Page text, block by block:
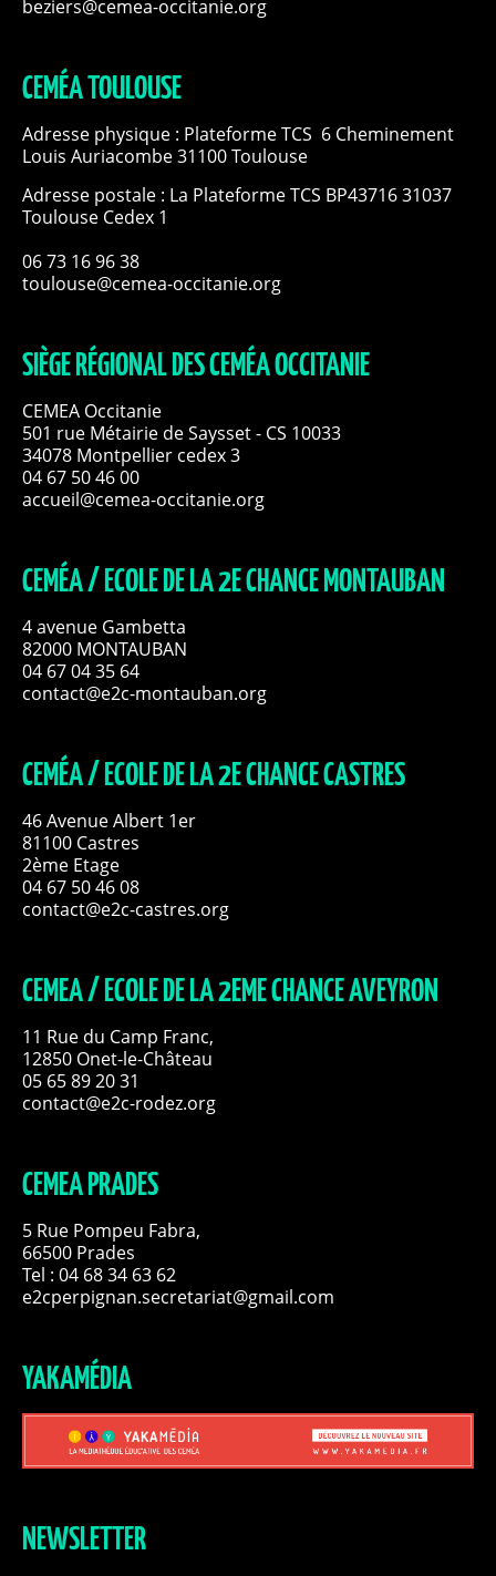
beziers@cemea-occitanie.org
CEMÉA TOULOUSE
Adresse physique : Plateforme TCS 6 Cheminement
Louis Auriacombe 31100 Toulouse
Adresse postale : La Plateforme TCS BP43716 31037
Toulouse Cedex 1
06 73 16 96 38
toulouse@cemea-occitanie.org
SIÈGE RÉGIONAL DES CEMÉA OCCITANIE
CEMEA Occitanie
501 rue Métairie de Saysset - CS 10033
34078 Montpellier cedex 3
04 67 50 46 00
accueil@cemea-occitanie.org
CEMÉA / ECOLE DE LA 2E CHANCE MONTAUBAN
4 avenue Gambetta
82000 MONTAUBAN
04 67 04 35 64
contact@e2c-montauban.org
CEMÉA / ECOLE DE LA 2E CHANCE CASTRES
46 Avenue Albert 1er
81100 Castres
2ème Etage
04 67 50 46 08
contact@e2c-castres.org
CEMEA / ECOLE DE LA 2EME CHANCE AVEYRON
11 Rue du Camp Franc,
12850 Onet-le-Château
05 65 89 20 31
contact@e2c-rodez.org
CEMEA PRADES
5 Rue Pompeu Fabra,
66500 Prades
Tel : 04 68 34 63 62
e2cperpignan.secretariat@gmail.com
YAKAMÉDIA
NEWSLETTER